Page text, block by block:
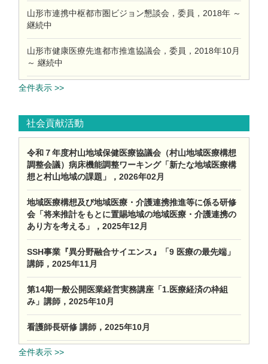
山形市連携中枢都市圏ビジョン懇談会，委員，2018年 ～
継続中
山形市健康医療先進都市推進協議会，委員，2018年10月
～ 継続中
全件表示 >>
社会貢献活動
令和７年度村山地域保健医療協議会（村山地域医療構想
調整会議）病床機能調整ワーキング「新たな地域医療構
想と村山地域の課題」，2026年02月
地域医療構想及び地域医療・介護連携推進等に係る研修
会「将来推計をもとに置賜地域の地域医療・介護連携の
あり方を考える」，2025年12月
SSH事業『異分野融合サイエンス』「9 医療の最先端」
講師，2025年11月
第14期一般公開医業経営実務講座「1.医療経済の枠組
み」講師，2025年10月
看護師長研修 講師，2025年10月
全件表示 >>